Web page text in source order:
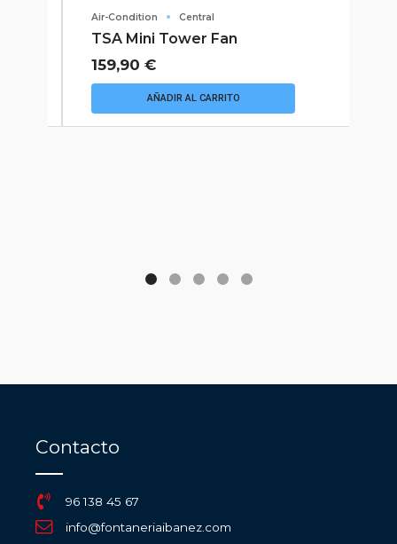
Air-Condition Central
TSA Mini Tower Fan
159,90 €
AÑADIR AL CARRITO
Contacto
96 138 45 67
info@fontaneriaibanez.com